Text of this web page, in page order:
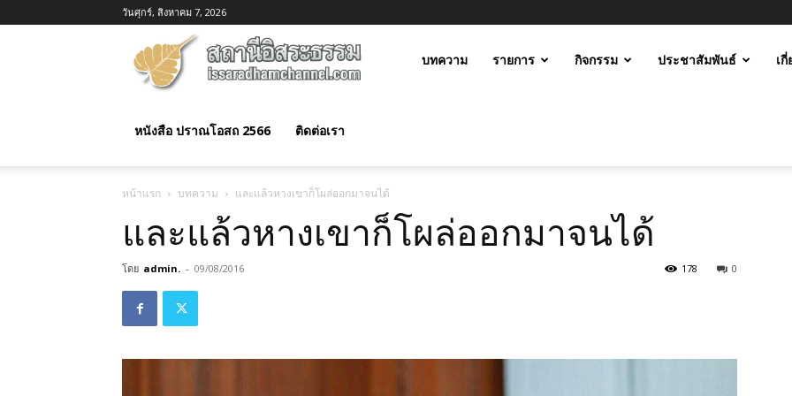
วันศุกร์, สิงหาคม 7, 2026
บทความ รายการ กิจกรรม ประชาสัมพันธ์ เ
หนังสือ ปราณโอสถ 2566 ติดต่อเรา
หน้าแรก บทความ และแล้วหางเขาก็โผล่ออกมาจนได้
และแล้วหางเขาก็โผล่ออกมาจนได้
โดย admin. - 09/08/2016 0
178